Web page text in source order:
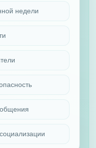
недели
общения